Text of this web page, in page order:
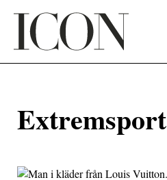
innehåll
Extremsport